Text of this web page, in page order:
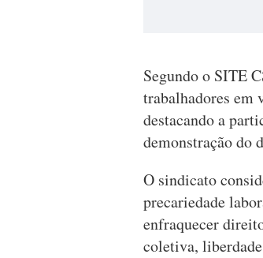
Segundo o SITE
trabalhadores em
destacando a
demonstração do
O sindicato
precariedade
enfraquecer
coletiva,